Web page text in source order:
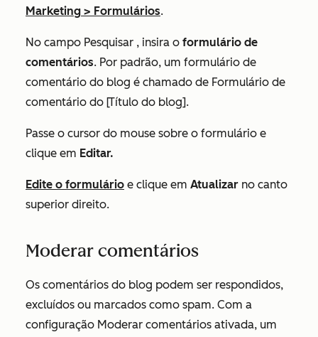
Marketing > Formulários.
No campo Pesquisar , insira o formulário de
comentários. Por padrão, um formulário de
comentário do blog é chamado de Formulário de
comentário do [Título do blog].
Passe o cursor do mouse sobre o formulário e
clique em Editar.
Edite o formulário e clique em Atualizar no canto
superior direito.
Moderar comentários
Os comentários do blog podem ser respondidos,
excluídos ou marcados como spam. Com a
configuração Moderar comentários ativada, um